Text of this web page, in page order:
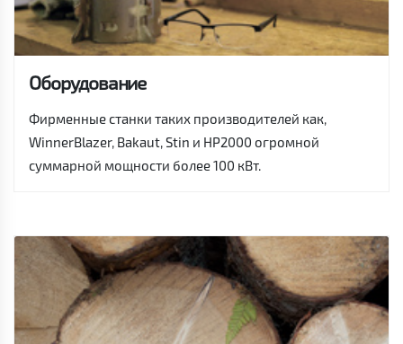
Оборудование
Фирменные станки таких производителей как,
WinnerBlazer, Bakaut, Stin и HP2000 огромной
суммарной мощности более 100 кВт.